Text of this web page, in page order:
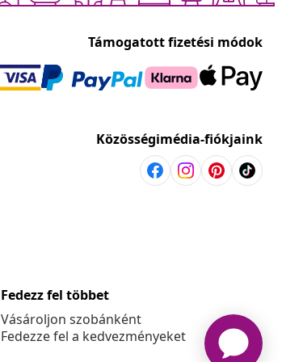
Támogatott fizetési módok
Közösségimédia-fiókjaink
Fedezz fel többet
Vásároljon szobánként
Fedezze fel a kedvezményeket